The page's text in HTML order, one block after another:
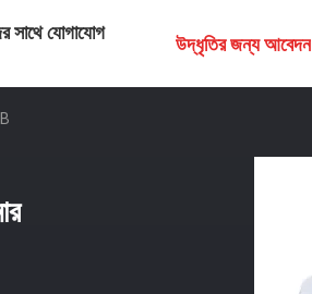
সাথে যোগাযোগ
উদ্ধৃতির জন্য আবেদন